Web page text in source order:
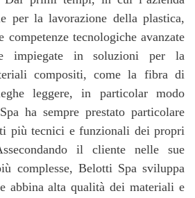
per la lavorazione della plastica,
tecnologiche avanzate
impiegate in soluzioni per la
compositi, come la fibra di
leggere, in particolar modo
ha sempre prestato particolare
più tecnici e funzionali dei propri
il cliente nelle sue
complesse, Belotti Spa sviluppa
abbina alta qualità dei materiali e